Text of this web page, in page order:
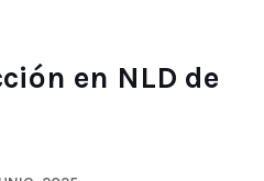
en NLD de